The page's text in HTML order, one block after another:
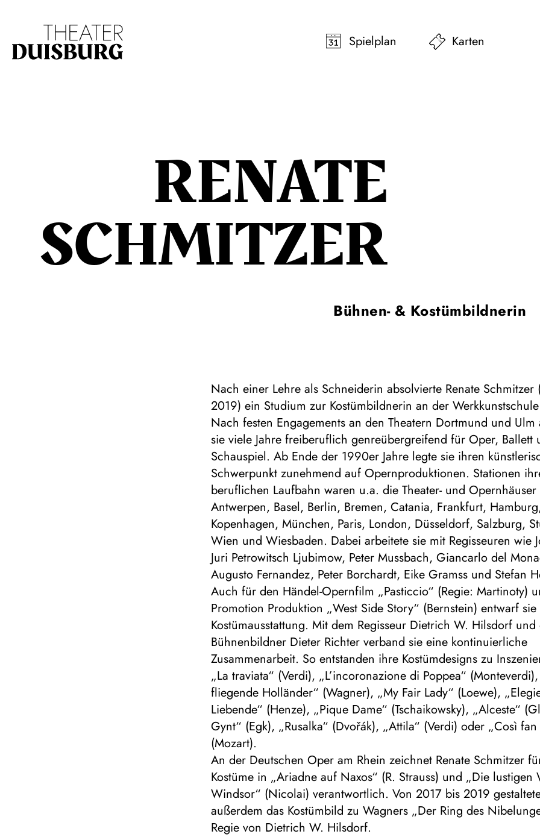
Spielplan
Karten
RENATE
SCHMITZER
Bühnen- & Kostümbildnerin
Nach einer Lehre als Schneiderin absolvierte Renate
2019) ein Studium zur Kostümbildnerin an der
Nach festen Engagements an den Theatern Dortmund und Ulm
sie viele Jahre freiberuflich genreübergreifend für Oper, Ballett
Schauspiel. Ab Ende der 1990er Jahre legte sie ihren
Schwerpunkt zunehmend auf Opernproduktionen. Stationen
beruflichen Laufbahn waren u.a. die Theater- und Opernhäuser
Antwerpen, Basel, Berlin, Bremen, Catania, Frankfurt,
Kopenhagen, München, Paris, London, Düsseldorf, Salzburg,
Wien und Wiesbaden. Dabei arbeitete sie mit Regisseuren wie
Juri Petrowitsch Ljubimow, Peter Mussbach, Giancarlo del
Augusto Fernandez, Peter Borchardt, Eike Gramss und Stefan
Auch für den Händel-Opernfilm „Pasticcio“ (Regie: Martinoty)
Promotion Produktion „West Side Story“ (Bernstein) entwarf
Kostümausstattung. Mit dem Regisseur Dietrich W. Hilsdorf und
Bühnenbildner Dieter Richter verband sie eine kontinuierliche
Zusammenarbeit. So entstanden ihre Kostümdesigns zu
„La traviata“ (Verdi), „L’incoronazione di Poppea“
fliegende Holländer“ (Wagner), „My Fair Lady“ (Loewe),
Liebende“ (Henze), „Pique Dame“ (Tschaikowsky), „Alceste“
Gynt“ (Egk), „Rusalka“ (Dvořák), „Attila“ (Verdi) oder „Così fan
(Mozart).
An der Deutschen Oper am Rhein zeichnet Renate Schmitzer
Kostüme in „Ariadne auf Naxos“ (R. Strauss) und „Die lustigen
Windsor“ (Nicolai) verantwortlich. Von 2017 bis 2019
außerdem das Kostümbild zu Wagners „Der Ring des
Regie von Dietrich W. Hilsdorf.